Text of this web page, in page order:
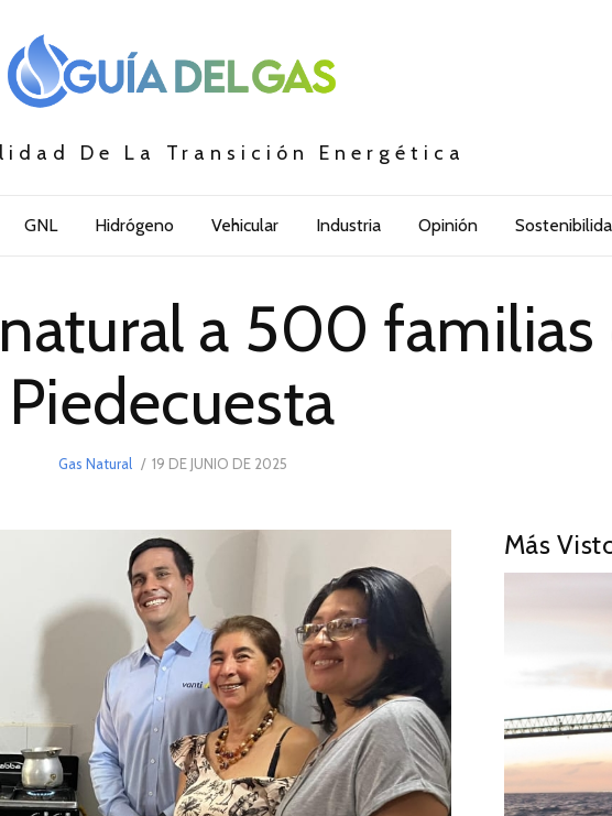
De La Transición Energética
GNL Hidrógeno Vehicular Industria Opinión
a 500 familias
Piedecuesta
Gas Natural
POSTED
19 DE JUNIO DE 2025
Más